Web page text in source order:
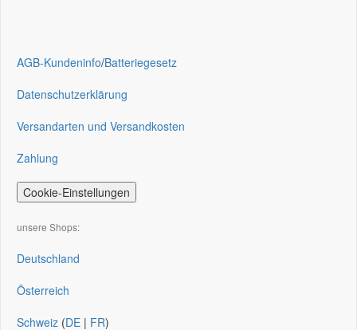
AGB-Kundeninfo/Batteriegesetz
Datenschutzerklärung
Versandarten und Versandkosten
Zahlung
Cookie-Einstellungen
unsere Shops:
Deutschland
Österreich
Schweiz (DE | FR)